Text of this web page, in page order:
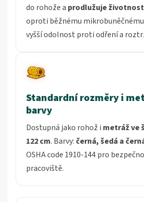
do rohože a prodlužuje životnost
oproti běžnému
vyšší odolnost proti odření a
Standardní rozměry i
barvy
Dostupná jako rohož i metráž ve
122 cm. Barvy: černá, šedá a
OSHA code 1910-144 pro
pracoviště.